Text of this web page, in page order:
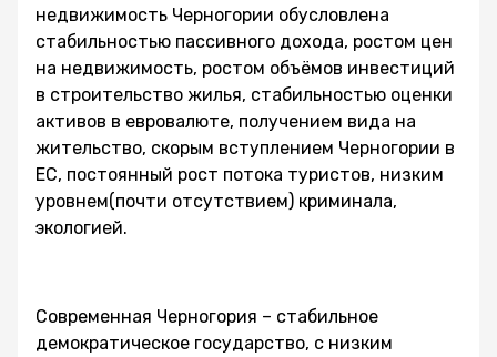
недвижимость Черногории обусловлена
стабильностью пассивного дохода, ростом цен
на недвижимость, ростом объёмов инвестиций
в строительство жилья, стабильностью оценки
активов в евровалюте, получением вида на
жительство, скорым вступлением Черногории в
ЕС, постоянный рост потока туристов, низким
уровнем(почти отсутствием) криминала,
экологией.
Современная Черногория – стабильное
демократическое государство, с низким